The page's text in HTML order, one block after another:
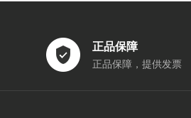
正品保障
正品保障，提供发票